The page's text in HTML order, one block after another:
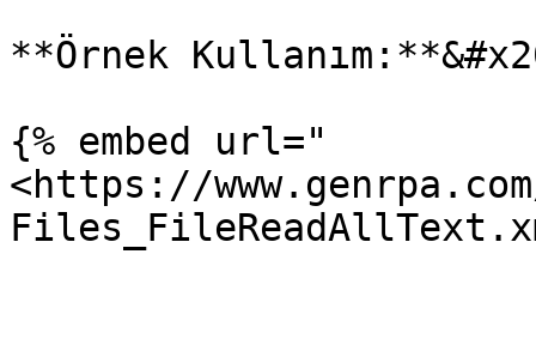
**Örnek
{% embed url="
<https://